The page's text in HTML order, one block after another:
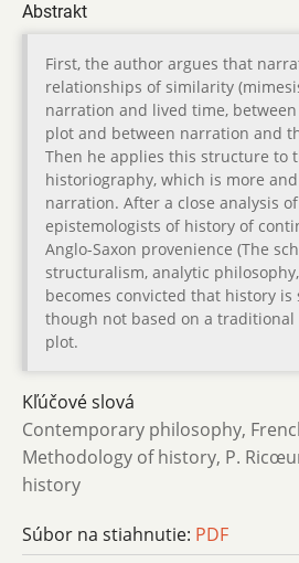
Abstrakt
First, the author argues that
relationships of similarity
narration and lived time,
plot and between narration and
Then he applies this structure to
historiography, which is more
narration. After a close analysis
epistemologists of history of
Anglo-Saxon provenience (The
structuralism, analytic
becomes convicted that history
though not based on a
plot.
Kľúčové slová
Contemporary philosophy,
Methodology of history, P.
history
Súbor na stiahnutie: PDF